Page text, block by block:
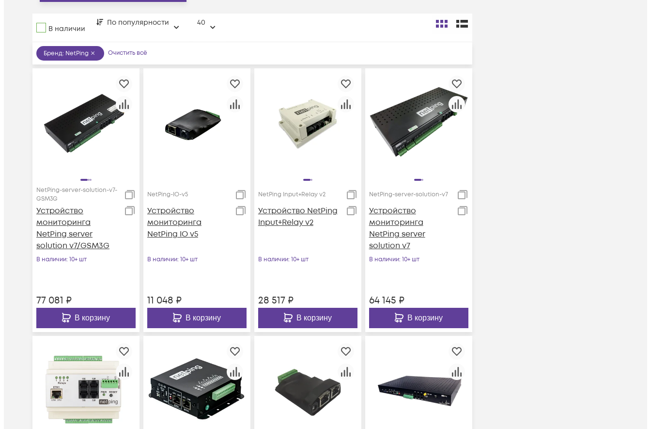
В наличии
По популярности 40
Бренд: NetPing Очистить всё
NetPing-server-solution-v7-
GSM3G
Устройство
мониторинга
NetPing server
solution v7/GSM3G
В наличии: 10+ шт
77 081 ₽
В корзину
NetPing-IO-v5
Устройство
мониторинга
NetPing IO v5
В наличии: 10+ шт
11 048 ₽
В корзину
NetPing Input+Relay v2
Устройство NetPing
Input+Relay v2
В наличии: 10+ шт
28 517₽
В корзину
NetPing-server-solution-v7
Устройство
мониторинга
NetPing server
solution v7
В наличии: 10+ шт
64 145 ₽
В корзину